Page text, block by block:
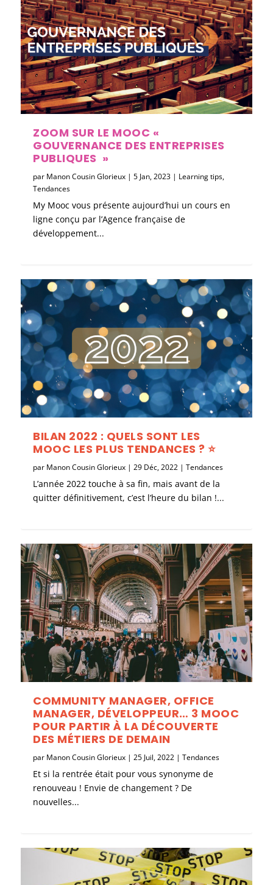
ZOOM SUR LE MOOC «
GOUVERNANCE DES ENTREPRISES
PUBLIQUES »
par Manon Cousin Glorieux |5 Jan, 2023 | Learning tips,
Tendances
My Mooc vous présente aujourd’hui un cours en
ligne conçu par l’Agence française de
développement...
BILAN 2022 : QUELS SONT LES
MOOC LES PLUS TENDANCES ? ⭐
par Manon Cousin Glorieux |29 Déc, 2022 |Tendances
L’année 2022 touche à sa fin, mais avant de la
quitter définitivement, c’est l’heure du bilan !...
COMMUNITY MANAGER, OFFICE
MANAGER, DÉVELOPPEUR… 3 MOOC
POUR PARTIR À LA DÉCOUVERTE
DES MÉTIERS DE DEMAIN
par Manon Cousin Glorieux |25 Juil, 2022 |Tendances
Et si la rentrée était pour vous synonyme de
renouveau ! Envie de changement ? De
nouvelles...